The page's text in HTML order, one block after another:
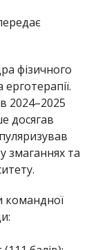
фізичного
2024–2025
досягав
змаганнях та
командної